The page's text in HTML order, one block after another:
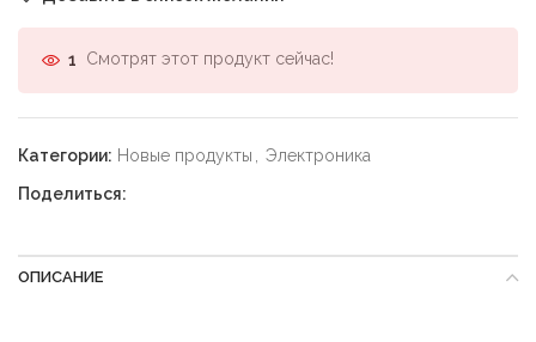
1 Смотрят этот продукт сейчас!
Категории: Новые продукты
Электроника
Поделиться:
ОПИСАНИЕ